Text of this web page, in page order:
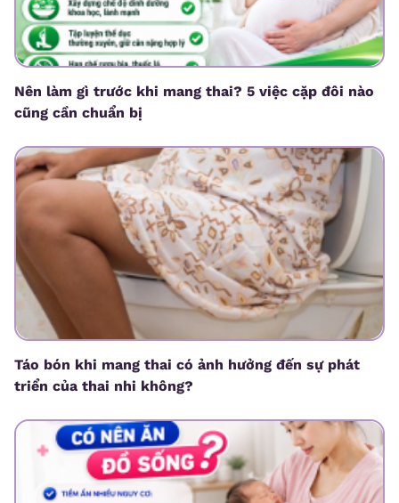
Nên làm gì trước khi mang thai? 5 việc cặp đôi nào
cũng cần chuẩn bị
Táo bón khi mang thai có ảnh hưởng đến sự phát
triển của thai nhi không?